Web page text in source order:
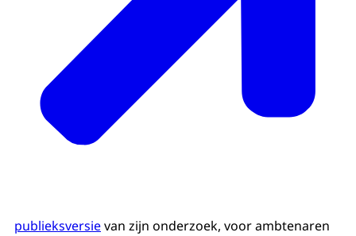
publieksversievan zijn onderzoek, voor ambtenaren